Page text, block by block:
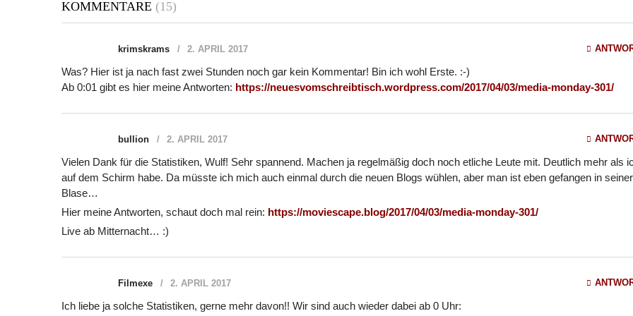
KOMMENTARE (15)
krimskrams 2. APRIL 2017
Was? Hier ist ja nach fast zwei Stunden noch gar kein Kommentar! Bin ich wohl Erste. :-)
Ab 0:01 gibt es hier meine Antworten: https://neuesvomschreibtisch.wordpress.com/2017/04/03/media-monday-301/
bullion 2. APRIL 2017
Vielen Dank für die Statistiken, Wulf! Sehr spannend. Machen ja regelmäßig doch noch etliche Leute mit. Deutlich mehr als
auf dem Schirm habe. Da müsste ich mich auch einmal durch die neuen Blogs wühlen, aber man ist eben gefangen in seiner
Blase…
Hier meine Antworten, schaut doch mal rein: https://moviescape.blog/2017/04/03/media-monday-301/
Live ab Mitternacht… :)
Filmexe 2. APRIL 2017
Ich liebe ja solche Statistiken, gerne mehr davon!! Wir sind auch wieder dabei ab 0 Uhr: